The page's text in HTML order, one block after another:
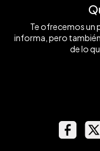
Te ofrecemos un
informa, pero
de lo